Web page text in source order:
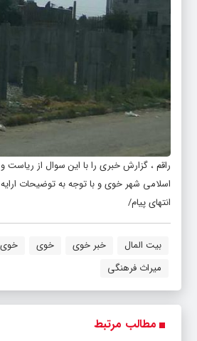
راقم ، گزارش خبری را با این سوال از
اسلامی شهر خوی و با توجه به توضیحات
انتهای پیام/
بیت المال خبر خوی خوی
میراث فرهنگی
مطالب مرتبط